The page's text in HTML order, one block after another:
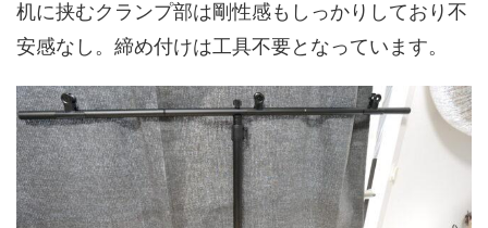
机に挟むクランプ部は剛性感もしっかりしており不
安感なし。締め付けは工具不要となっています。